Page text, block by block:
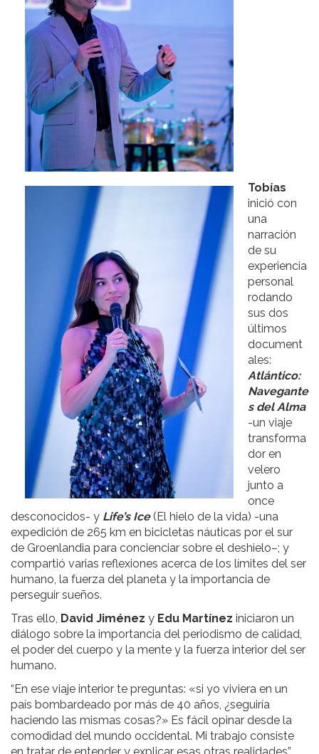
Tobías
inició con
una
narración
de su
experiencia
personal
rodando
sus dos
últimos
document
ales:
Atlántico:
Navegante
s del Alma
-un viaje
transforma
dor en
velero
junto a
once
desconocidos- y Life’s Ice(El hielo de la vida) -una
expedición de 265 km en bicicletas náuticas por el sur
de Groenlandia para concienciar sobre el deshielo–; y
compartió varias reflexiones acerca de los límites del ser
humano, la fuerza del planeta y la importancia de
perseguir sueños.
Tras ello, David Jiménez y Edu Martínez iniciaron un
diálogo sobre la importancia del periodismo de calidad,
el poder del cuerpo y la mente y la fuerza interior del ser
humano.
“En ese viaje interior te preguntas: «si yo viviera en un
país bombardeado por más de 40 años, ¿seguiría
haciendo las mismas cosas?» Es fácil opinar desde la
comodidad del mundo occidental. Mi trabajo consiste